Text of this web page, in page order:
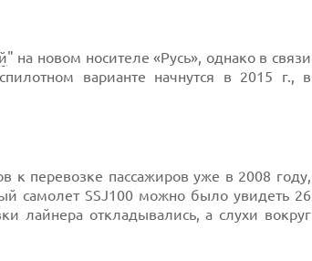
" на новом носителе «Русь», однако в связи
варианте начнутся в 2015 г., в
к перевозке пассажиров уже в 2008 году,
самолет SSJ100 можно было увидеть 26
лайнера откладывались, а слухи вокруг